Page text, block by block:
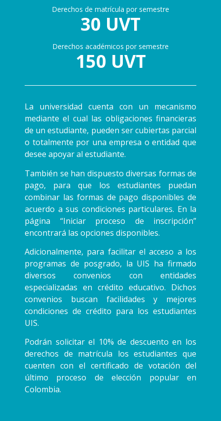
Derechos de matrícula por semestre
30 UVT
Derechos académicos por semestre
150 UVT
La universidad cuenta con un mecanismo
mediante el cual las obligaciones financieras
de un estudiante, pueden ser cubiertas parcial
o totalmente por una empresa o entidad que
desee apoyar al estudiante.
También se han dispuesto diversas formas de
pago, para que los estudiantes puedan
combinar las formas de pago disponibles de
acuerdo a sus condiciones particulares. En la
página “Iniciar proceso de inscripción”
encontrará las opciones disponibles.
Adicionalmente, para facilitar el acceso a los
programas de posgrado, la UIS ha firmado
diversos convenios con entidades
especializadas en crédito educativo. Dichos
convenios buscan facilidades y mejores
condiciones de crédito para los estudiantes
UIS.
Podrán solicitar el 10% de descuento en los
derechos de matrícula los estudiantes que
cuenten con el certificado de votación del
último proceso de elección popular en
Colombia.